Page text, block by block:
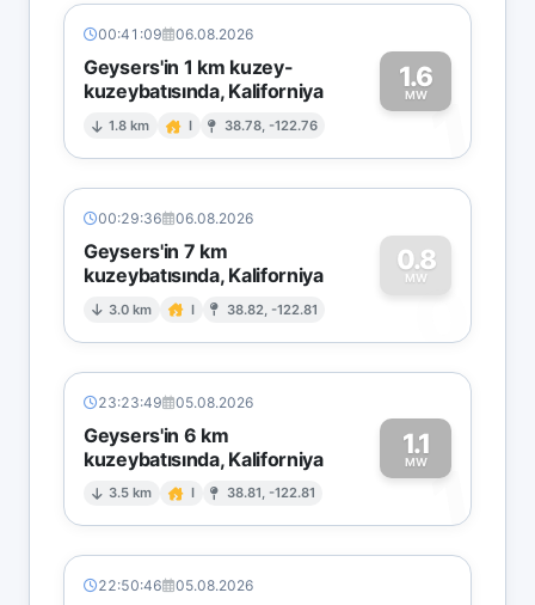
00:41:09 06.08.2026
Geysers'in 1 km kuzey-
kuzeybatısında, Kaliforniya
1.8 km I 38.78, -122.76
1.6
MW1
00:29:36 06.08.2026
Geysers'in 7 km
kuzeybatısında, Kaliforniya
3.0 km I 38.82, -122.81
0.8
MW
0
23:23:49 05.08.2026
Geysers'in 6 km
kuzeybatısında, Kaliforniya
3.5 km I 38.81, -122.81
1.1
MW1
22:50:46 05.08.2026